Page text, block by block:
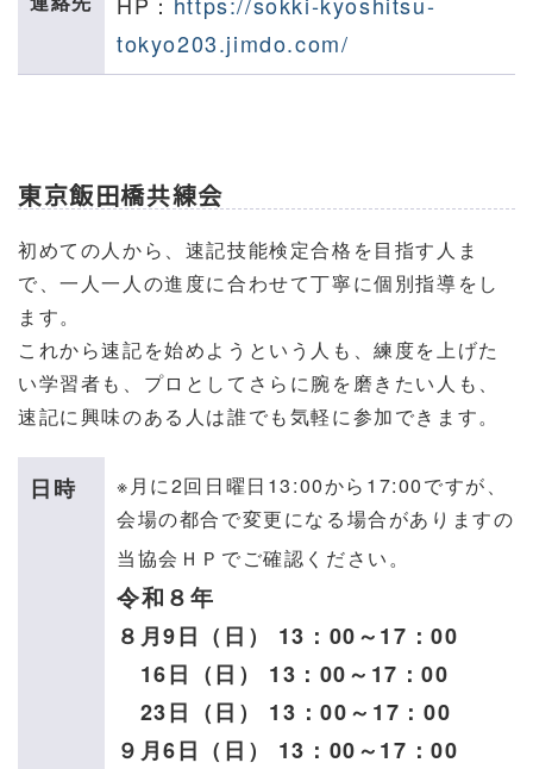
tokyo203.jimdo.com/
東京飯田橋共練会
初めての人から、速記技能検定合格を目指す人ま
で、一人一人の進度に合わせて丁寧に個別指導をし
ます。
これから速記を始めようという人も、練度を上げた
い学習者も、プロとしてさらに腕を磨きたい人も、
速記に興味のある人は誰でも気軽に参加できます。
日時 ※月に2回 日曜日13:00から17:00ですが、
会場の都合で変更になる場合がありますの
当協会ＨＰでご確認ください。
令和８年
８月9日（日） 13：00～17：00
16日（日） 13：00～17：00
23日（日） 13：00～17：00
９月6日（日） 13：00～17：00